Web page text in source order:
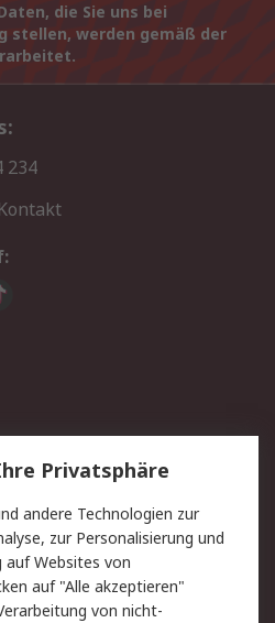
die Sie uns bei
stellen, werden gemäß der
234
Lieferlösungen
Kontakt
Privatkunden
Privatsphäre
andere Technologien zur
zur Personalisierung und
auf Websites von
auf "Alle akzeptieren"
von nicht-